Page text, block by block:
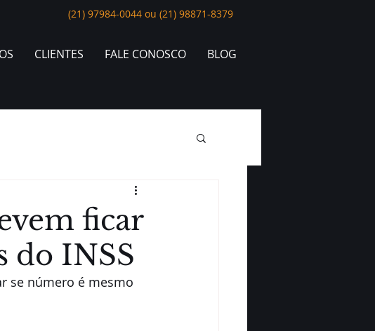
(21) 97984-0044 ou (21) 98871-8379
CLIENTES FALE CONOSCO
BLOG
ficar
do INSS
se número é mesmo